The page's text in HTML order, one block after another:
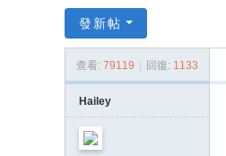
港
少
發新帖
查看: 79119 回復: 1133
Hailey